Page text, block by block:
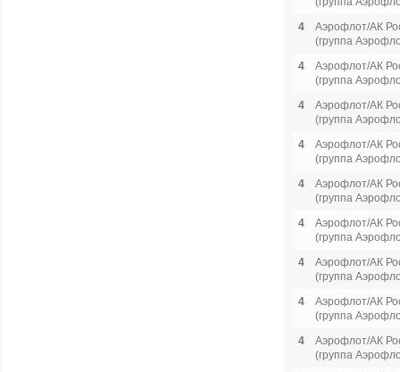
4
Аэрофлот/АК
(группа
4
Аэрофлот/АК
(группа
4
Аэрофлот/АК
(группа
4
Аэрофлот/АК
(группа
4
Аэрофлот/АК
(группа
4
Аэрофлот/АК
(группа
4
Аэрофлот/АК
(группа
4
Аэрофлот/АК
(группа
4
Аэрофлот/АК
(группа